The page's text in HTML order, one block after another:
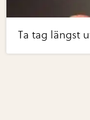
Ta tag längst